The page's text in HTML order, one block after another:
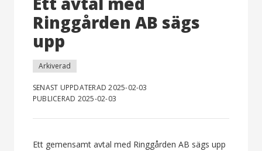
Ringgården AB sägs
upp
Arkiverad
SENAST UPPDATERAD 2025-02-03
PUBLICERAD 2025-02-03
Ett gemensamt avtal med Ringgården AB sägs upp